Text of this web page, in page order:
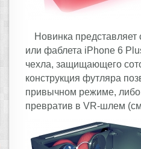
Новинка
или фаблета iPhone 6
чехла, защищающего
конструкция футляра
привычном режиме, либо,
превратив в VR-шлем